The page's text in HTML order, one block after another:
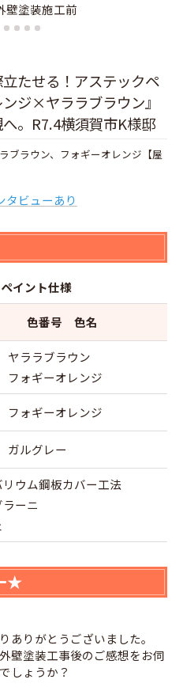
外壁塗装施工後
たせる！アステックペ
ジ×ヤララブラウン』
。R7.4横須賀市K様邸
ブラウン、フォギーオレンジ【屋
ビューあり
イント仕様
色番号 色名
ララブラウン
ォギーオレンジ
ォギーオレンジ
ルグレー
リウム鋼板カバー工法
ーニ
★
ありがとうございました。
壁塗装工事後のご感想をお伺
しょうか？